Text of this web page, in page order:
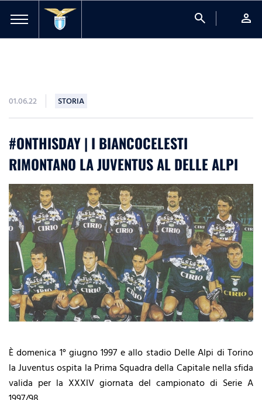
search person
01.06.22 STORIA
#ONTHISDAY | I BIANCOCELESTI
RIMONTANO LA JUVENTUS AL DELLE ALPI
È domenica 1° giugno 1997 e allo stadio Delle Alpi di Torino
la Juventus ospita la Prima Squadra della Capitale nella sfida
valida per la XXXIV giornata del campionato di Serie A